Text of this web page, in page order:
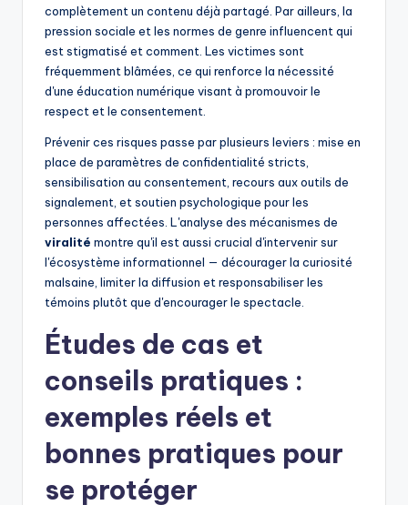
complètement un contenu déjà partagé. Par ailleurs, la
pression sociale et les normes de genre influencent qui
est stigmatisé et comment. Les victimes sont
fréquemment blâmées, ce qui renforce la nécessité
d'une éducation numérique visant à promouvoir le
respect et le consentement.
Prévenir ces risques passe par plusieurs leviers : mise en
place de paramètres de confidentialité stricts,
sensibilisation au consentement, recours aux outils de
signalement, et soutien psychologique pour les
personnes affectées. L'analyse des mécanismes de
viralité montre qu'il est aussi crucial d'intervenir sur
l'écosystème informationnel — décourager la curiosité
malsaine, limiter la diffusion et responsabiliser les
témoins plutôt que d'encourager le spectacle.
Études de cas et
conseils pratiques :
exemples réels et
bonnes pratiques pour
se protéger